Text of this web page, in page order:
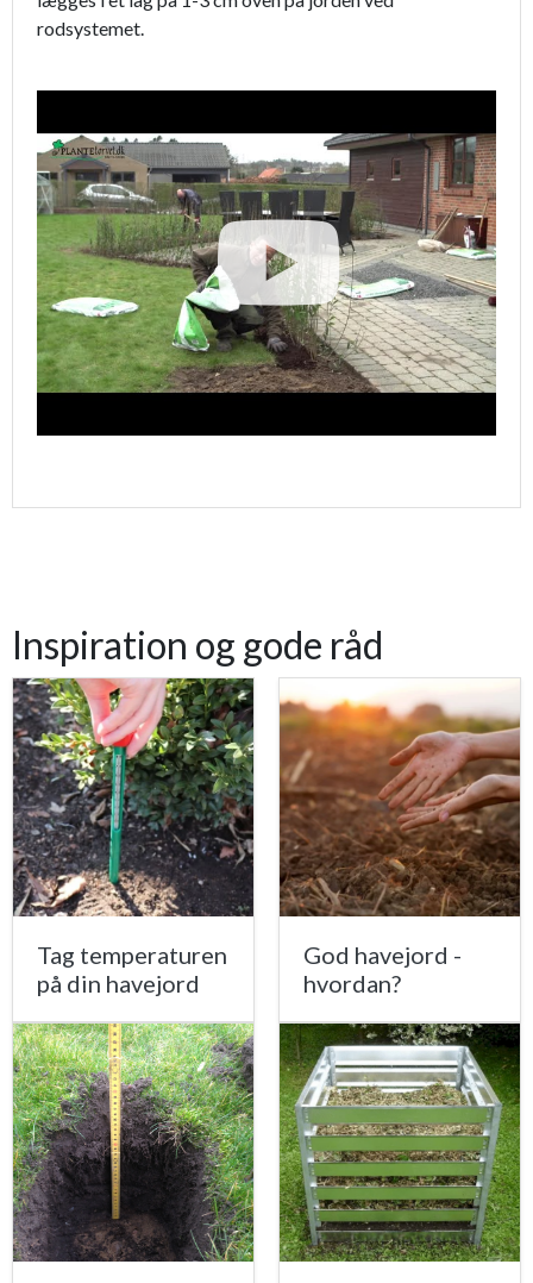
rodsystemet.
Inspiration og gode råd
Tag temperaturen
på din havejord
God havejord -
hvordan?